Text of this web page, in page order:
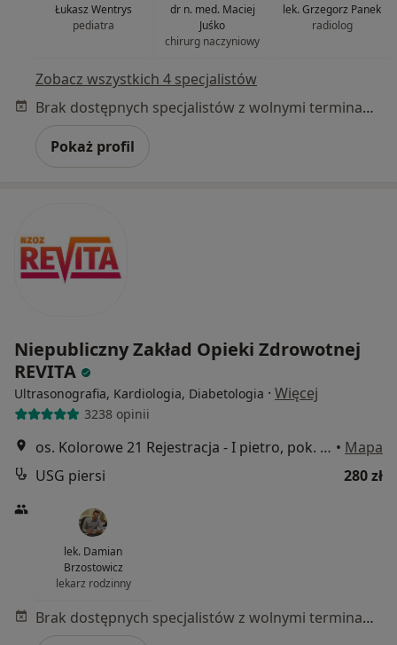
Łukasz Wentrys
pediatra
dr n. med. Maciej
Juśko
chirurg naczyniowy
lek. Grzegorz Panek
radiolog
Zobacz wszystkich 4 specjalistów
Brak dostępnych specjalistów z wolnymi terminami w tym centrum medycznym.
Pokaż profil
Niepubliczny Zakład Opieki Zdrowotnej
REVITA
Ultrasonografia, Kardiologia, Diabetologia · Więcej
3238 opinii
os. Kolorowe 21 Rejestracja - I pietro, pok. 238, Kraków • Mapa
USG piersi
280 zł
lek. Damian
Brzostowicz
lekarz rodzinny
Brak dostępnych specjalistów z wolnymi terminami w tym centrum medycznym.